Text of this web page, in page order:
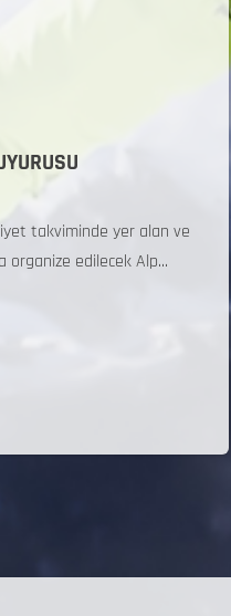
takviminde yer alan ve
organize edilecek Alp...